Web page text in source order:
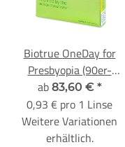
Biotrue OneDay for
Presbyopia (90er-
Packung)
ab 83,60 € *
0,93 € pro 1 Linse
Weitere Variationen
erhältlich.